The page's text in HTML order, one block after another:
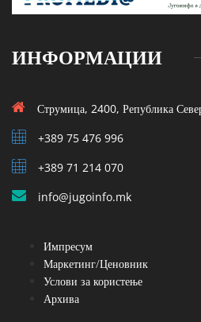
ИНФОРМАЦИИ
Струмица, 2400, Република
+389 75 476 996
+389 71 214 070
info@jugoinfo.mk
Импресум
Маркетинг/Ценовник
Услови за користење
Архива